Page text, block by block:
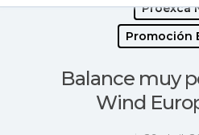
Proexca
Promoción
Balance muy
Wind